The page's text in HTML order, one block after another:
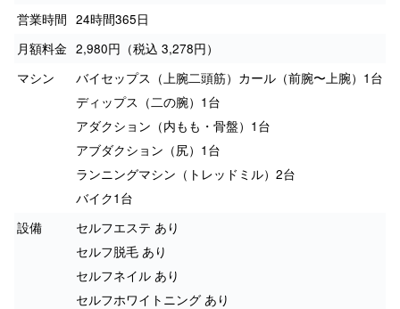
営業時間 24時間365日
月額料金 2,980円（税込 3,278円）
マシン
バイセップス（上腕二頭筋）カール（前腕〜上腕）1台
ディップス（二の腕）1台
アダクション（内もも・骨盤）1台
アブダクション（尻）1台
ランニングマシン（トレッドミル）2台
バイク1台
設備
セルフエステ あり
セルフ脱毛 あり
セルフネイル あり
セルフホワイトニング あり